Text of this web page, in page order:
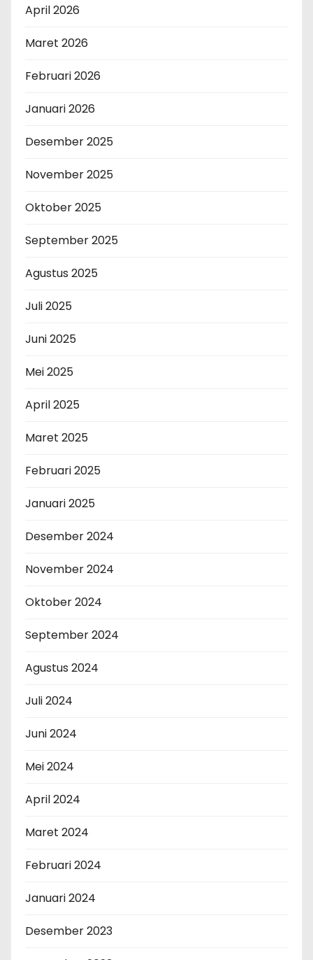
April 2026
Maret 2026
Februari 2026
Januari 2026
Desember 2025
November 2025
Oktober 2025
September 2025
Agustus 2025
Juli 2025
Juni 2025
Mei 2025
April 2025
Maret 2025
Februari 2025
Januari 2025
Desember 2024
November 2024
Oktober 2024
September 2024
Agustus 2024
Juli 2024
Juni 2024
Mei 2024
April 2024
Maret 2024
Februari 2024
Januari 2024
Desember 2023